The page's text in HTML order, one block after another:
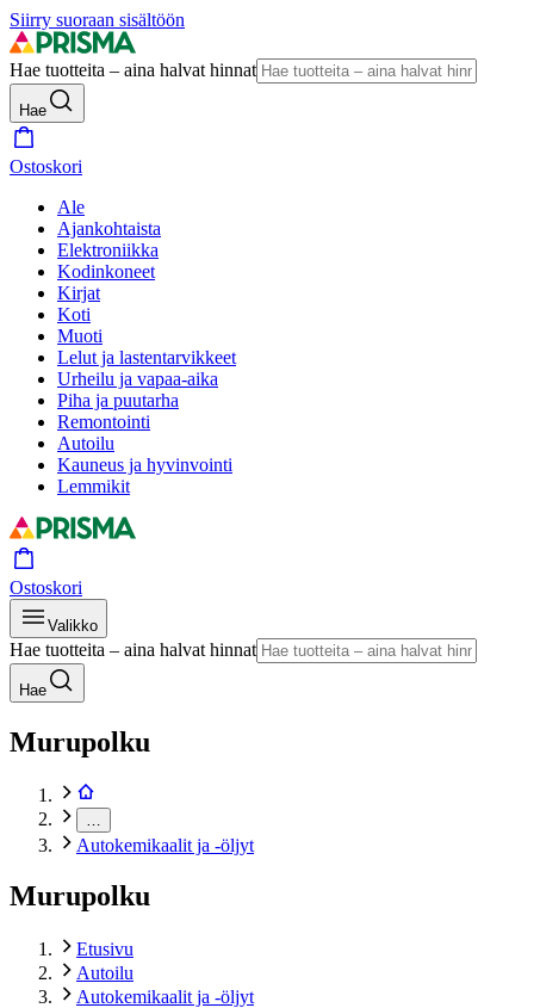
Siirry suoraan sisältöön
Hae tuotteita – aina halvat hinnat
Hae
Ostoskori
Ale
Ajankohtaista
Elektroniikka
Kodinkoneet
Kirjat
Koti
Muoti
Lelut ja lastentarvikkeet
Urheilu ja vapaa-aika
Piha ja puutarha
Remontointi
Autoilu
Kauneus ja hyvinvointi
Lemmikit
Ostoskori
Valikko
Hae tuotteita – aina halvat hinnat
Hae
Murupolku
Autokemikaalit ja -öljyt
Murupolku
Etusivu
Autoilu
Autokemikaalit ja -öljyt